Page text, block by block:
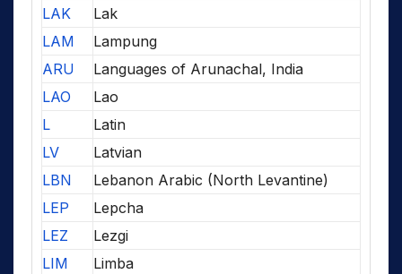
LAK
Lak
LAM
Lampung
ARU
Languages of Arunachal, India
LAO
Lao
L
Latin
LV
Latvian
LBN
Lebanon Arabic (North Levantine)
LEP
Lepcha
LEZ
Lezgi
LIM
Limba